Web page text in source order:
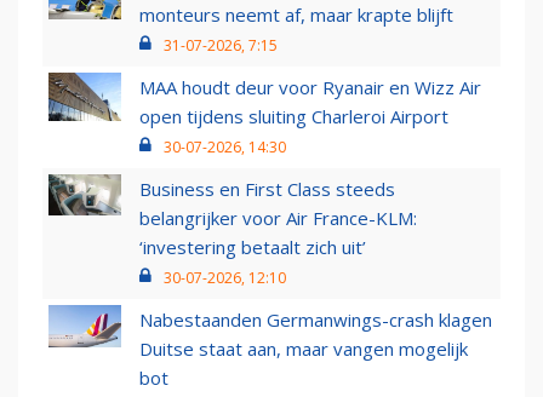
monteurs neemt af, maar krapte blijft
31-07-2026, 7:15
MAA houdt deur voor Ryanair en Wizz Air
open tijdens sluiting Charleroi Airport
30-07-2026, 14:30
Business en First Class steeds
belangrijker voor Air France-KLM:
‘investering betaalt zich uit’
30-07-2026, 12:10
Nabestaanden Germanwings-crash klagen
Duitse staat aan, maar vangen mogelijk
bot